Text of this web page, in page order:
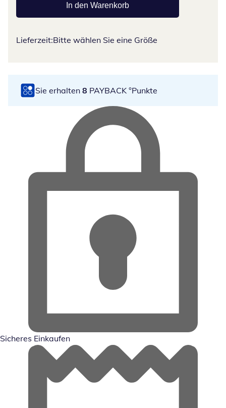
In den Warenkorb
Lieferzeit:Bitte wählen Sie eine Größe
Sie erhalten 8 PAYBACK °Punkte
Sicheres Einkaufen